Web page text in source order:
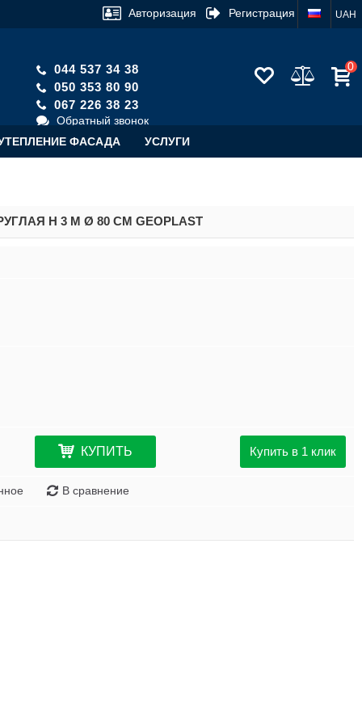
UAH
Авторизация Регистрация
044 537 34 38
050 353 80 90
067 226 38 23
Обратный звонок
0
ФАСАДА УСЛУГИ
H 3 М Ø 80 СМ GEOPLAST
КУПИТЬ Купить в 1 клик
В сравнение